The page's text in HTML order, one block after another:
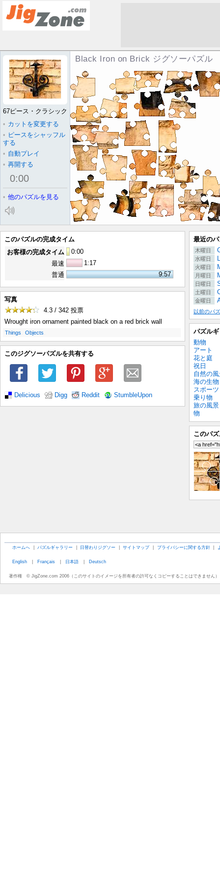
Black Iron on Brick ジグソーパズル
67ピース・クラシック
• カットを変更する
• ピースをシャッフル
する
• 自動プレイ
• 再開する
0:00
• 他のパズルを見る
このパズルの完成タイム
お客様の完成タイム
0:00
最速
1:17
普通
9:57
写真
4.3 / 342 投票
Wrought iron ornament painted black on a red brick wall
Things Objects
このジグソーパズルを共有する
Delicious Digg Reddit StumbleUpon
最近の
木曜日
水曜日
火曜日
月曜日
日曜日
土曜日
金曜日
以前のパ
パズル
動物
アート
花と庭
祝日
自然の
海の生物
スポーツ
乗り物
旅の風景
物
このパ
ホームへ | パズルギャラリー | 日替わりジグソー | サイトマップ | プライバシーに関する方針 |
English | Français | 日本語 | Deutsch
著作権 © JigZone.com 2006（このサイトのイメージを所有者の許可なくコピーすることはできません）